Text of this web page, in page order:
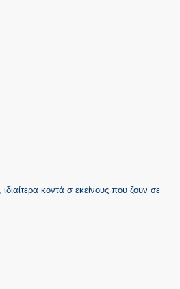
κοντά σ εκείνους που ζουν σε